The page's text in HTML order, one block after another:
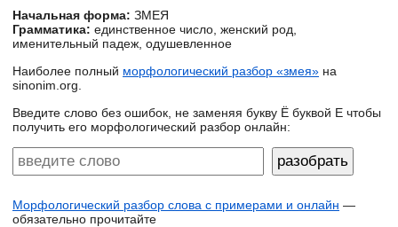
Начальная форма: ЗМЕЯ
Грамматика: единственное число, женский род,
именительный падеж, одушевленное
Наиболее полный морфологический разбор «змея» на
sinonim.org.
Введите слово без ошибок, не заменяя букву Ё буквой Е чтобы
получить его морфологический разбор онлайн:
Морфологический разбор слова с примерами и онлайн —
обязательно прочитайте